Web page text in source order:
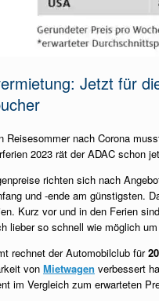
Jetzt für
Reisesommer nach Corona
2023 rät der ADAC schon
richten sich nach
und -ende am günstigsten.
Kurz vor und in den Ferien
lieber so schnell wie möglich
rechnet der Automobilclub für
von Mietwagen verbessert
im Vergleich zum erwarteten